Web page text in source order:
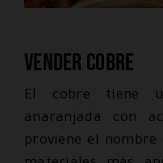
Vender cobre
El cobre tiene
anaranjada con
proviene el